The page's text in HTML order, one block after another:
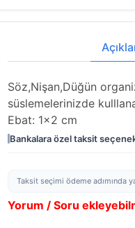
Söz,Nişan,Düğün
süslemelerinizde
Ebat: 1x2 cm
Bankalara özel taksit
Taksit seçimi ödeme adımında
Yorum / Soru